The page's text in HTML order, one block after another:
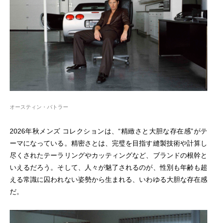
オースティン・バトラー
2026年秋メンズ コレクションは、“精緻さと大胆な存在感”がテ
ーマになっている。精密さとは、完璧を目指す縫製技術や計算し
尽くされたテーラリングやカッティングなど、ブランドの根幹と
いえるだろう。そして、人々が魅了されるのが、性別も年齢も超
える常識に囚われない姿勢から生まれる、いわゆる大胆な存在感
だ。